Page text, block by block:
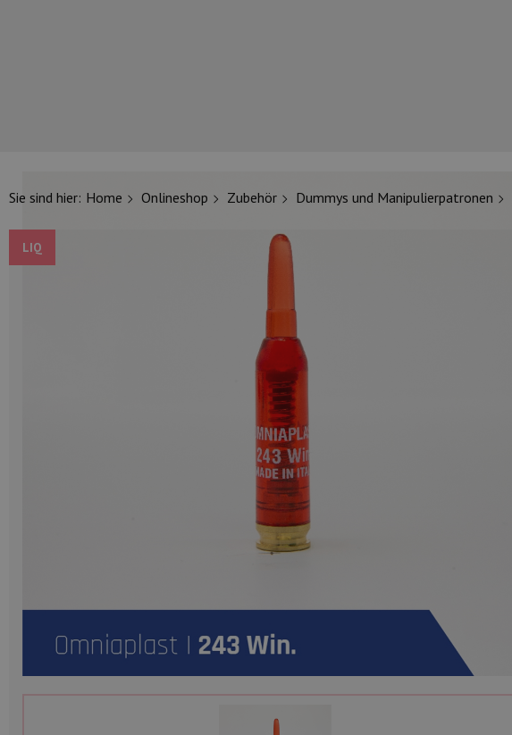
Sie sind hier: Home Onlineshop Zubehör Dummys und Manipulierpatronen
LIQ